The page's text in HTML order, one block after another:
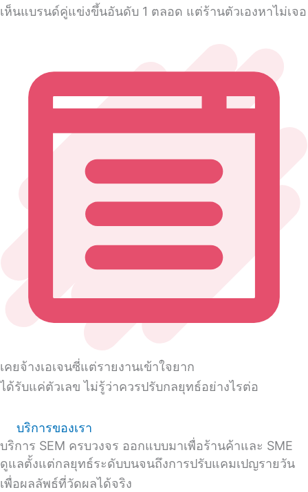
เห็นแบรนด์คู่แข่งขึ้นอันดับ 1 ตลอด แต่ร้านตัวเองหาไม่เจอ
เคยจ้างเอเจนซี่แต่รายงานเข้าใจยาก
ได้รับแค่ตัวเลข ไม่รู้ว่าควรปรับกลยุทธ์อย่างไรต่อ
บริการของเรา
บริการ SEM ครบวงจร ออกแบบมาเพื่อร้านค้าและ SME
ดูแลตั้งแต่กลยุทธ์ระดับบนจนถึงการปรับแคมเปญรายวัน
เพื่อผลลัพธ์ที่วัดผลได้จริง